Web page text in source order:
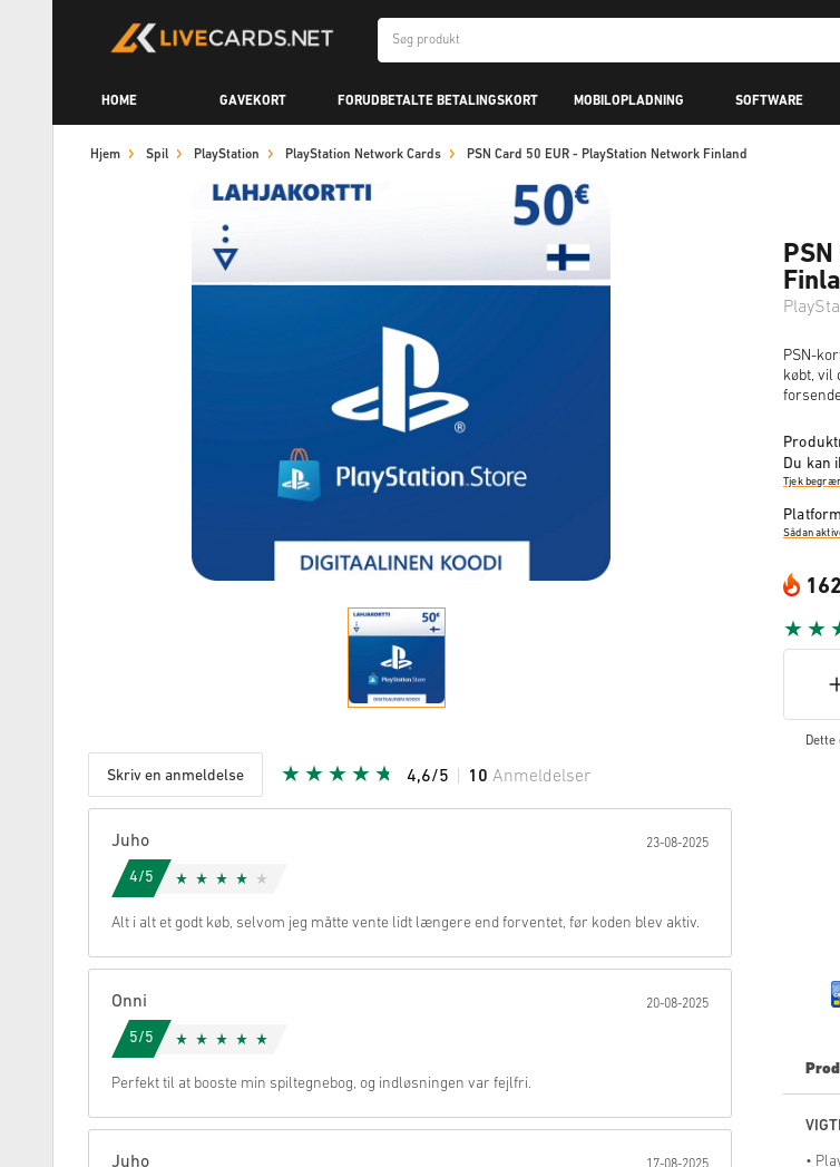
HOME GAVEKORT FORUDBETALTE BETALINGSKORT MOBILOPLADNING SOFTWARE
Hjem Spil PlayStation PlayStation Network Cards PSN Card 50 EUR - PlayStation Network Finland
Skriv en anmeldelse 4,6/5 10 Anmeldelser
Annullere
Juho 23-08-2025
4/5
Alt i alt et godt køb, selvom jeg måtte vente lidt længere end forventet, før koden blev aktiv.
Onni 20-08-2025
5/5
Perfekt til at booste min spiltegnebog, og indløsningen var fejlfri.
Juho
PSN-
købt, vil
Du kan
Tjek
Sådan
•